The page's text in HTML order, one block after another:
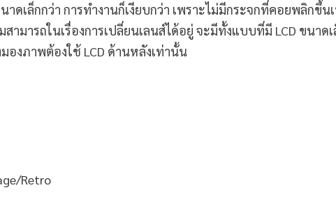
ดเล็กกว่า การทำงานก็เงียบกว่า เพราะไม่มีกระจกที่คอยพลิกขึ้น
มารถในเรื่องการเปลี่ยนเลนส์ได้อยู่ จะมีทั้งแบบที่มี LCD ขนาด
งภาพต้องใช้ LCD ด้านหลังเท่านั้น
Retro